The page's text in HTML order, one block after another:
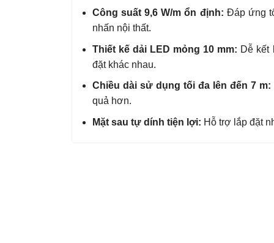
Công suất 9,6 W/m ổn định: Đáp ứng
nhấn nội thất.
Thiết kế dải LED mỏng 10 mm: Dễ kết
đặt khác nhau.
Chiều dài sử dụng tối đa lên đến 7 m:
quả hơn.
Mặt sau tự dính tiện lợi: Hỗ trợ lắp đặt